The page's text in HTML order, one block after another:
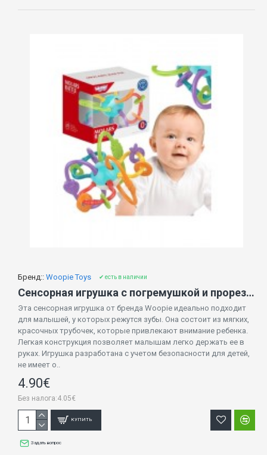
Бренд:: Woopie Toys ✔ есть в наличии
Сенсорная игрушка с погремушкой и прорезывателем 47467
Эта сенсорная игрушка от бренда Woopie идеально подходит
для малышей, у которых режутся зубы. Она состоит из мягких,
красочных трубочек, которые привлекают внимание ребенка.
Легкая конструкция позволяет малышам легко держать ее в
руках. Игрушка разработана с учетом безопасности для детей,
не имеет о..
4.90€
Без налога:4.05€
КУПИТЬ
Задать вопрос